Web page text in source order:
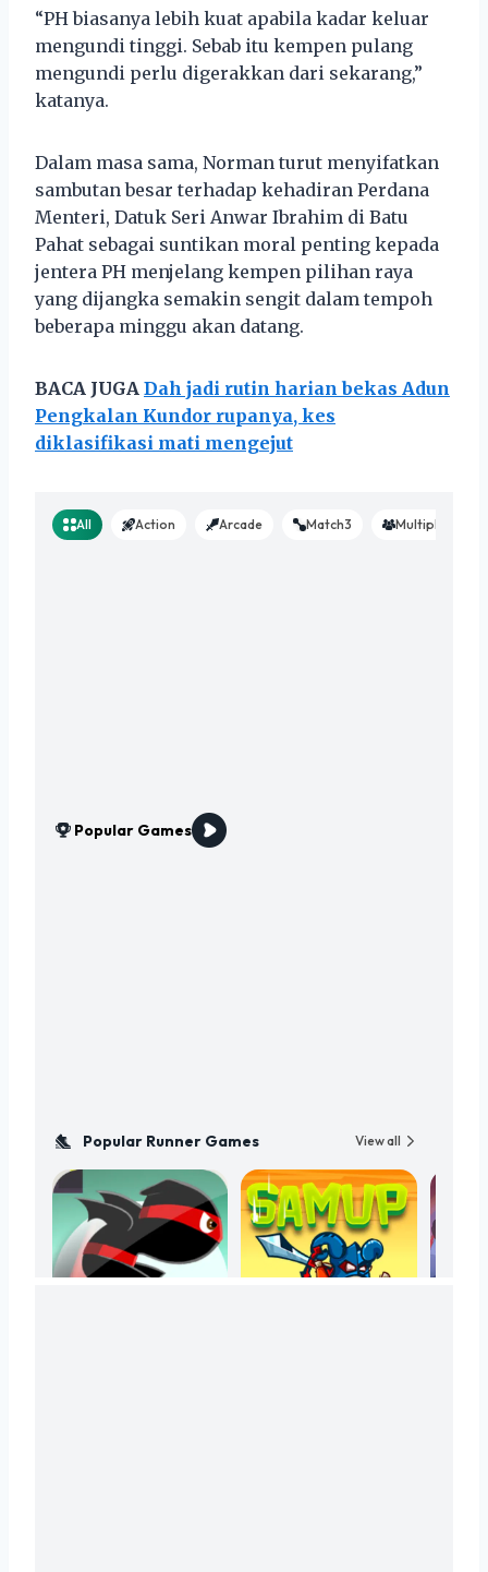
“PH biasanya lebih kuat apabila kadar keluar
mengundi tinggi. Sebab itu kempen pulang
mengundi perlu digerakkan dari sekarang,”
katanya.
Dalam masa sama, Norman turut menyifatkan
sambutan besar terhadap kehadiran Perdana
Menteri, Datuk Seri Anwar Ibrahim di Batu
Pahat sebagai suntikan moral penting kepada
jentera PH menjelang kempen pilihan raya
yang dijangka semakin sengit dalam tempoh
beberapa minggu akan datang.
BACA JUGA Dah jadi rutin harian bekas Adun
Pengkalan Kundor rupanya, kes
diklasifikasi mati mengejut